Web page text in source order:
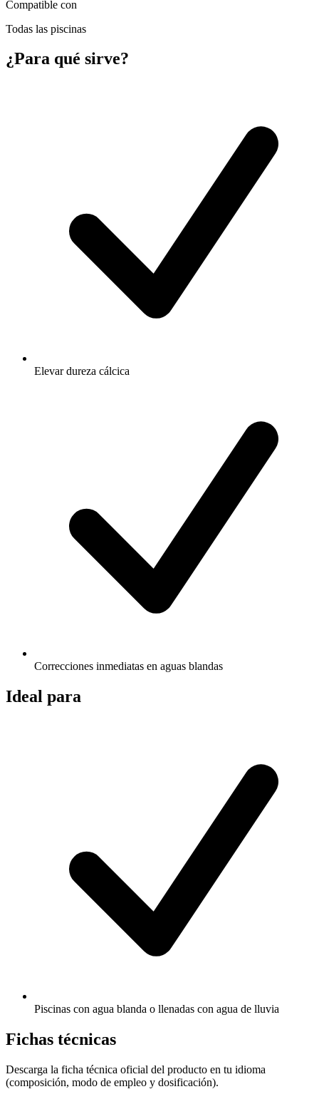
Compatible con
Todas las piscinas
¿Para qué sirve?
Elevar dureza cálcica
Correcciones inmediatas en aguas blandas
Ideal para
Piscinas con agua blanda o llenadas con agua de lluvia
Fichas técnicas
Descarga la ficha técnica oficial del producto en tu idioma
(composición, modo de empleo y dosificación).